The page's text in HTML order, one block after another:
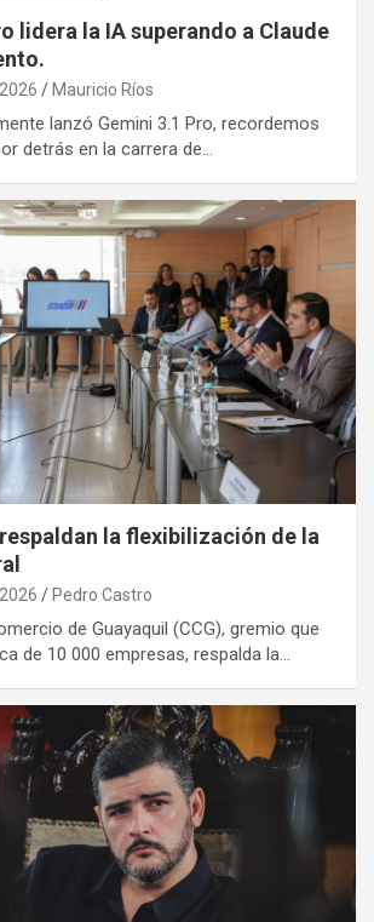
lidera la IA superando a Claude
Mauricio Ríos
lanzó Gemini 3.1 Pro, recordemos
detrás en la carrera de…
la flexibilización de la
Pedro Castro
de Guayaquil (CCG), gremio que
de 10 000 empresas, respalda la…